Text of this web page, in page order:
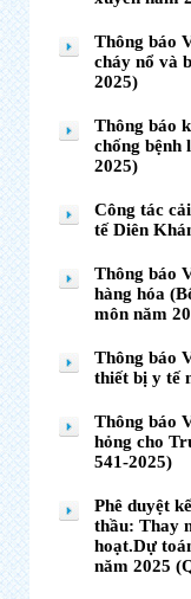
Thông báo
cháy nổ và
2025)
Thông báo
chống bệnh
2025)
Công tác
tế Diên
Thông báo
hàng hóa
môn năm
Thông báo
thiết bị y tế
Thông báo
hỏng cho
541-2025)
Phê duyệt
thầu: Thay
hoạt.Dự
năm 2025